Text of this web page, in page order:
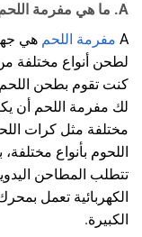
A. ما هي مفرمة اللحم؟
A مفرمة اللحم هي
لطحن أنواع مختلفة
كنت تقوم بطحن اللحم
لك مفرمة اللحم أن
مختلفة مثل كرات
اللحوم بأنواع
تتطلب المطاحن
الكهربائية تعمل
الكبيرة.